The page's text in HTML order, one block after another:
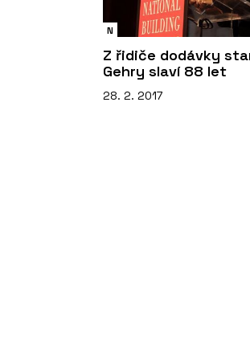
N
Z řidiče dodávky
Gehry slaví 88 let
28. 2. 2017